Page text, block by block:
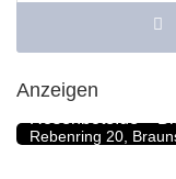
Anzeigen
Blumengeschäfte
Rebenring 20,